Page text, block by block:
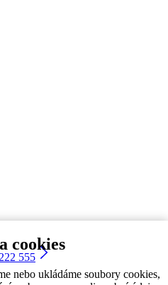
cookies
nebo ukládáme soubory cookies,
555